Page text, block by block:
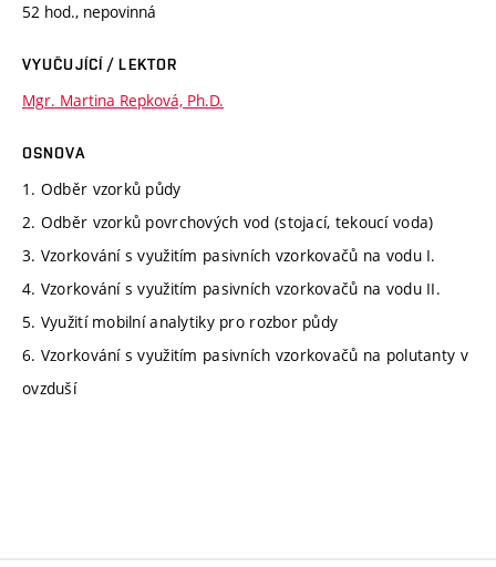
52 hod., nepovinná
VYUČUJÍCÍ / LEKTOR
Mgr. Martina Repková, Ph.D.
OSNOVA
1. Odběr vzorků půdy
2. Odběr vzorků povrchových vod (stojací, tekoucí voda)
3. Vzorkování s využitím pasivních vzorkovačů na vodu I.
4. Vzorkování s využitím pasivních vzorkovačů na vodu II.
5. Využití mobilní analytiky pro rozbor půdy
6. Vzorkování s využitím pasivních vzorkovačů na polutanty v
ovzduší